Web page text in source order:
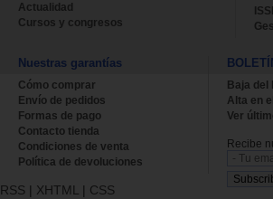
Actualidad
Cursos y congresos
Nuestras garantías
Cómo comprar
Envío de pedidos
Formas de pago
Contacto tienda
Condiciones de venta
Política de devoluciones
Baja del
Alta en
Ver
Recibe
RSS | XHTML | CSS